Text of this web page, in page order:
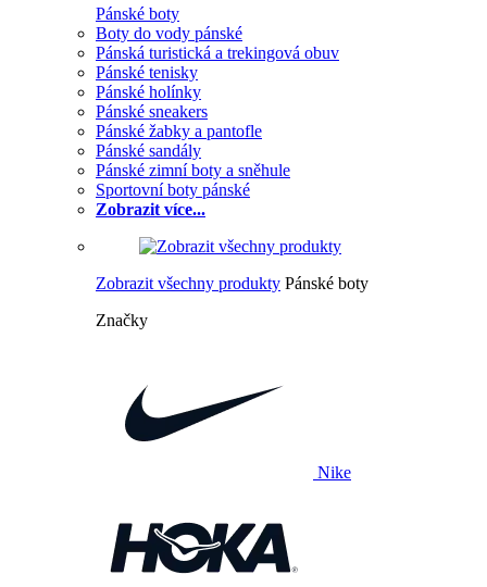
Pánské boty
Boty do vody pánské
Pánská turistická a trekingová obuv
Pánské tenisky
Pánské holínky
Pánské sneakers
Pánské žabky a pantofle
Pánské sandály
Pánské zimní boty a sněhule
Sportovní boty pánské
Zobrazit více...
Zobrazit všechny produkty Pánské boty
Značky
Nike